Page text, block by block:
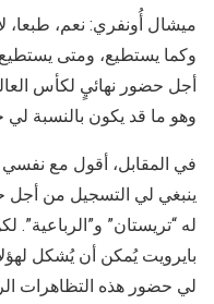
ميشال أُونفري: نعم،
وكما يستطيع، ومتى
أجل حضور نهائيٍ لكأس
وهو ما قد يكون بالنسبة
في المقابل، أقول مع نفسي
ينبغي لي التسجيل من أجل
له “تريستان”
بايرويت يُمكن أن يُشكل
لي حضور هذه التظاهرات